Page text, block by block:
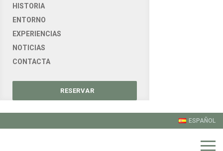
HISTORIA
ENTORNO
EXPERIENCIAS
NOTICIAS
CONTACTA
RESERVAR
ESPAÑOL